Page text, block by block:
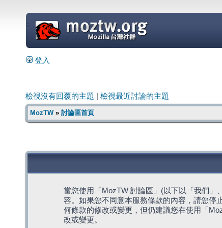
=
登入
檢視沒有回覆的主題 檢視最近討論的主題
MozTW» 討論區首頁
當您使用「MozTW 討論區」(以下以「我們」
容。如果您不同意本服務條款的內容，請您停
何條款的修改或變更，但仍建議您在使用「
改或變更。